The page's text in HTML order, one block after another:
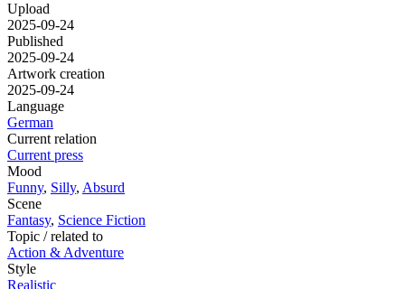
Upload
2025-09-24
Published
2025-09-24
Artwork creation
2025-09-24
Language
German
Current relation
Current press
Mood
Funny, Silly, Absurd
Scene
Fantasy, Science Fiction
Topic / related to
Action & Adventure
Style
Realistic